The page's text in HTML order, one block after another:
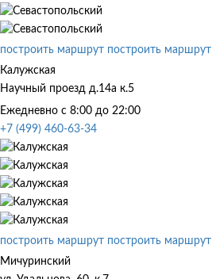
построить маршрут построить маршрут
Калужская
Научный проезд д.14а к.5
Ежедневно с 8:00 до 22:00
+7 (499) 460-63-34
построить маршрут построить маршрут
Мичуринский